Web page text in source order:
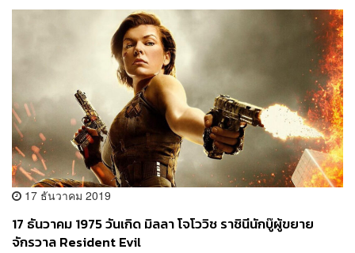
17 ธันวาคม 2019
17 ธันวาคม 1975 วันเกิด มิลลา โจโววิช ราชินีนักบู๊ผู้ขยาย
จักรวาล Resident Evil